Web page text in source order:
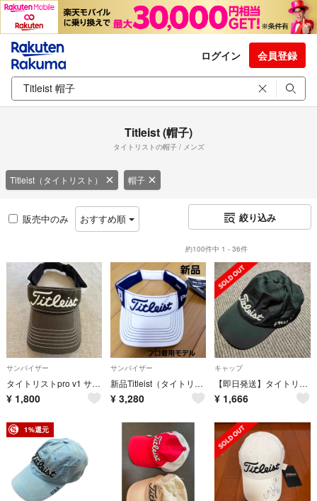
ログイン 会員登録
Titleist (帽子)
タイトリストの帽子 / メンズ
Titleist（タイトリスト） 帽子
販売中のみ おすすめ順 絞り込み
約100件中 1 - 36件
サンバイザー
タイトリストpro v1 サンバイザー
¥ 1,800
サンバイザー
新品Titleist（タイトリスト）ツアープロモデル ゴルフサンバイザー
¥ 3,280
キャップ
【即日発送】タイトリスト 黒 キャップ
¥ 1,666
1%還元